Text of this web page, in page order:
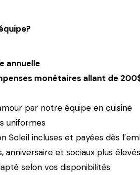
annuelle
monétaires allant de
par notre équipe en cuisine
uniformes
Soleil incluses et payées dès
anniversaire et sociaux plus
selon vos disponibilités